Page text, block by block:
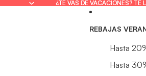
¿TE VAS DE VACACIONES?
¿TE VAS DE VACACIONES?
REBAJAS
Hasta
Hasta